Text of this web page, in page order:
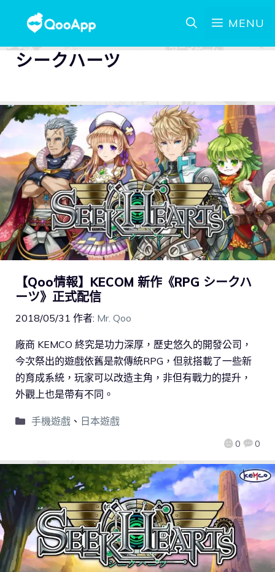
MENU
シークハーツ
【Qoo情報】KECOM 新作《RPG シークハ
ーツ》正式配信
2018/05/31 作者: Mr. Qoo
0 0
廠商 KEMCO 終究是功力深厚，歷史悠久的開發公司，
今次祭出的遊戲依舊是款傳統RPG，但就搭載了一些新
的育成系統，玩家可以改造主角，非但有戰力的提升，
外觀上也是帶有不同。
手機遊戲、 日本遊戲